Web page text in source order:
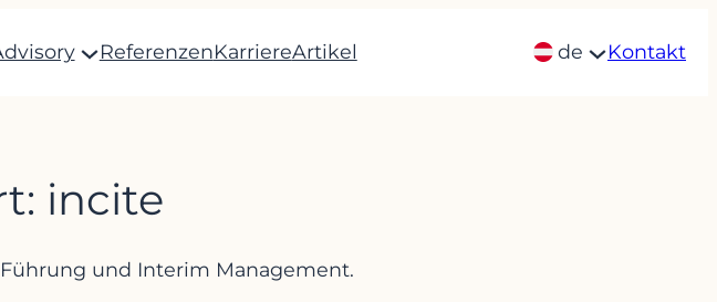
ReferenzenKarriereArtikel de Kontakt
incite
und Interim Management.